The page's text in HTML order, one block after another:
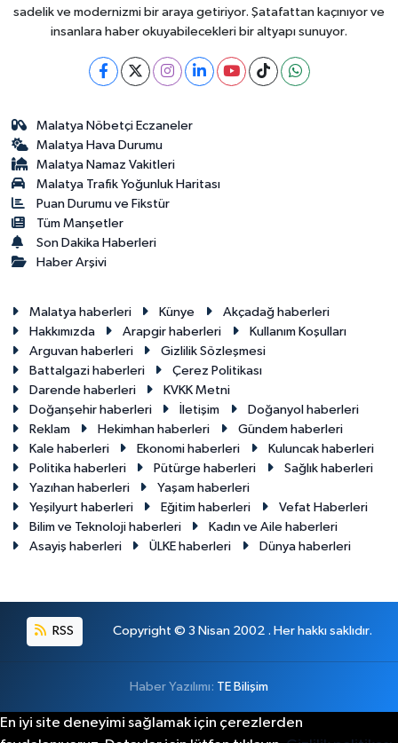
sadelik ve modernizmi bir araya getiriyor. Şatafattan kaçınıyor ve
insanlara haber okuyabilecekleri bir altyapı sunuyor.
Malatya Nöbetçi Eczaneler
Malatya Hava Durumu
Malatya Namaz Vakitleri
Malatya Trafik Yoğunluk Haritası
Puan Durumu ve Fikstür
Tüm Manşetler
Son Dakika Haberleri
Haber Arşivi
Malatya haberleri Künye
Akçadağ haberleri
Hakkımızda
Arapgir haberleri
Kullanım Koşulları
Arguvan haberleri
Gizlilik Sözleşmesi
Battalgazi haberleri
Çerez Politikası
Darende haberleri
KVKK Metni
Doğanşehir haberleri
İletişim
Doğanyol haberleri
Reklam
Hekimhan haberleri
Gündem haberleri
Kale haberleri
Ekonomi haberleri
Kuluncak haberleri
Politika haberleri
Pütürge haberleri
Sağlık haberleri
Yazıhan haberleri
Yaşam haberleri
Yeşilyurt haberleri
Eğitim haberleri
Vefat Haberleri
Bilim ve Teknoloji haberleri
Kadın ve Aile haberleri
Asayiş haberleri
ÜLKE haberleri Dünya haberleri
RSS Copyright © 3 Nisan 2002 . Her hakkı saklıdır.
Haber Yazılımı: TE Bilişim
En iyi site deneyimi sağlamak için çerezlerden